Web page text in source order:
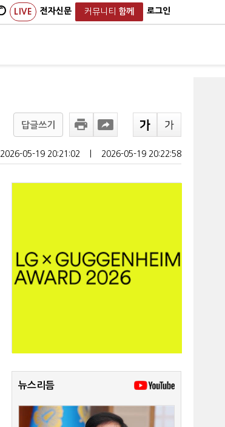
LIVE 전자신문 커뮤니티 함께 로그인
답글쓰기
2026-05-19 20:21:02 2026-05-19 20:22:58
뉴스리듬